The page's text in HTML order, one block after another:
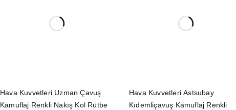
Hava Kuvvetleri Uzman Çavuş
Kamuflaj Renkli Nakış Kol Rütbe
Hava Kuvvetleri Astsubay
Kıdemliçavuş Kamuflaj Renkli